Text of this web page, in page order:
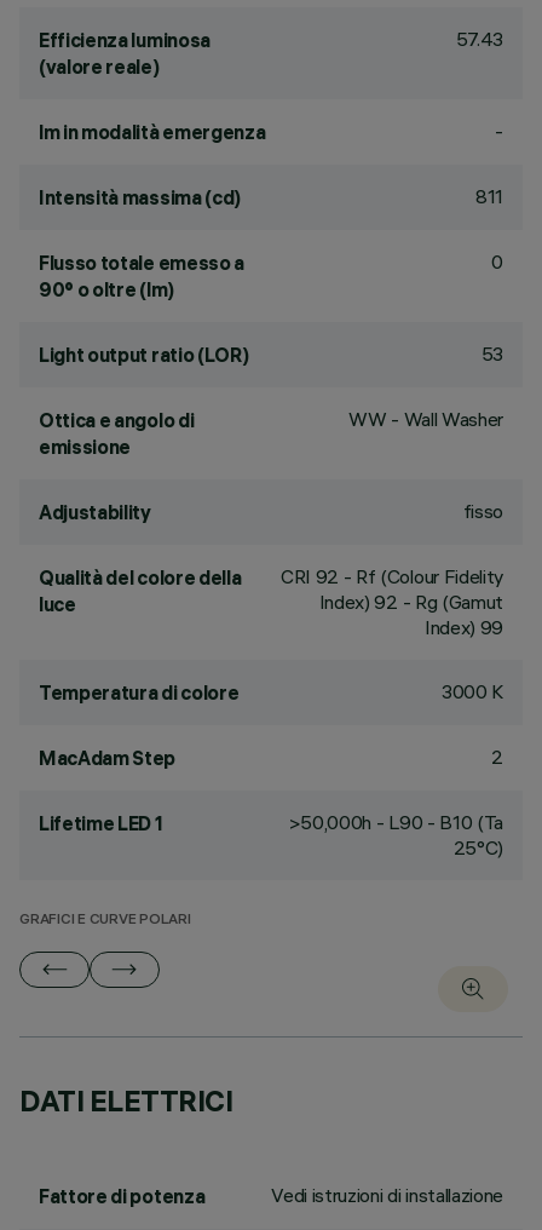
Efficienza luminosa
(valore reale)
57.43
lm in modalità emergenza -
Intensità massima (cd) 811
Flusso totale emesso a
90° o oltre (lm)
0
Light output ratio (LOR) 53
Ottica e angolo di
emissione
WW - Wall Washer
Adjustability fisso
Qualità del colore della
luce
CRI 92 - Rf (Colour Fidelity
Index) 92 - Rg (Gamut
Index) 99
Temperatura di colore 3000 K
MacAdam Step 2
Lifetime LED 1
>50,000h - L90 - B10 (Ta
25°C)
GRAFICI E CURVE POLARI
DATI ELETTRICI
Fattore di potenza Vedi istruzioni di installazione